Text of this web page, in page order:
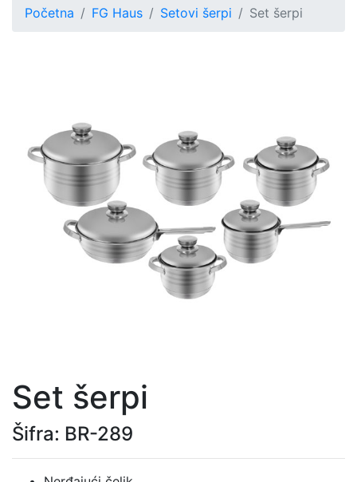
Početna
FG Haus Setovi šerpi Set šerpi
Set šerpi
Šifra: BR-289